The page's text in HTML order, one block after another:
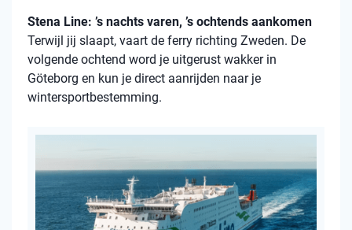
Stena Line: ’s nachts varen, ’s ochtends aankomen
Terwijl jij slaapt, vaart de ferry richting Zweden. De
volgende ochtend word je uitgerust wakker in
Göteborg en kun je direct aanrijden naar je
wintersportbestemming.